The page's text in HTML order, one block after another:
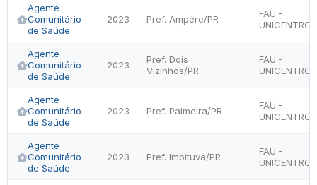
Agente
Comunitário
de Saúde
2023 Pref. Ampére/PR
FAU -
UNICENTRO
Agente
Comunitário
de Saúde
2023
Pref. Dois
Vizinhos/PR
FAU -
UNICENTRO
Agente
Comunitário
de Saúde
2023 Pref. Palmeira/PR
FAU -
UNICENTRO
Agente
Comunitário
de Saúde
2023 Pref. Imbituva/PR
FAU -
UNICENTRO